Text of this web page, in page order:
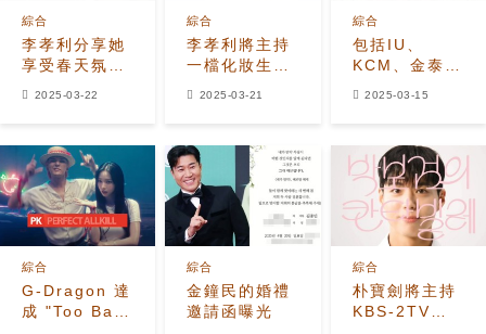
李孝利分享她
享受春天氛圍
綜合
2025-03-22
李孝利將主持
一檔化妝生存
綜合
2025-03-21
包括IU、
KCM、金泰
最後的敬意
綜合
2025-03-15
G-Dragon 達
成 "Too Bad"
綜合
金鐘民的婚禮
邀請函曝光
綜合
朴寶劍將主持
KBS-2TV的
綜合